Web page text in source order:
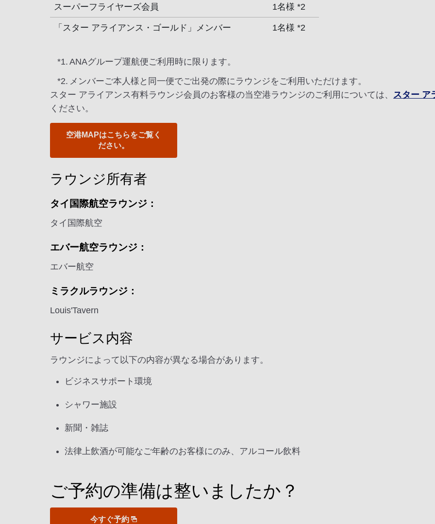
スーパーフライヤーズ会員 1名様 *2
「スター アライアンス・ゴールド」メンバー 1名様 *2
*1. ANAグループ運航便ご利用時に限ります。
*2. メンバーご本人様と同一便でご出発の際にラウンジをご利用いただけます。
スター アライアンス有料ラウンジ会員のお客様の当空港ラウンジのご利用については、 スター ア
ください。
空港MAPはこちらをご覧く
ださい。
ラウンジ所有者
タイ国際航空ラウンジ：
タイ国際航空
エバー航空ラウンジ：
エバー航空
ミラクルラウンジ：
Louis'Tavern
サービス内容
ラウンジによって以下の内容が異なる場合があります。
ビジネスサポート環境
シャワー施設
新聞・雑誌
法律上飲酒が可能なご年齢のお客様にのみ、アルコール飲料
ご予約の準備は整いましたか？
今すぐ予約